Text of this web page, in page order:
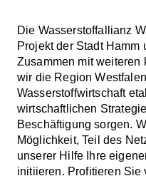
Die Wasserstoffallianz
Projekt der Stadt Hamm
Zusammen mit weiteren
wir die Region
Wasserstoffwirtschaft
wirtschaftlichen
Beschäftigung sorgen.
Möglichkeit, Teil des
unserer Hilfe Ihre
initiieren. Profitieren Sie